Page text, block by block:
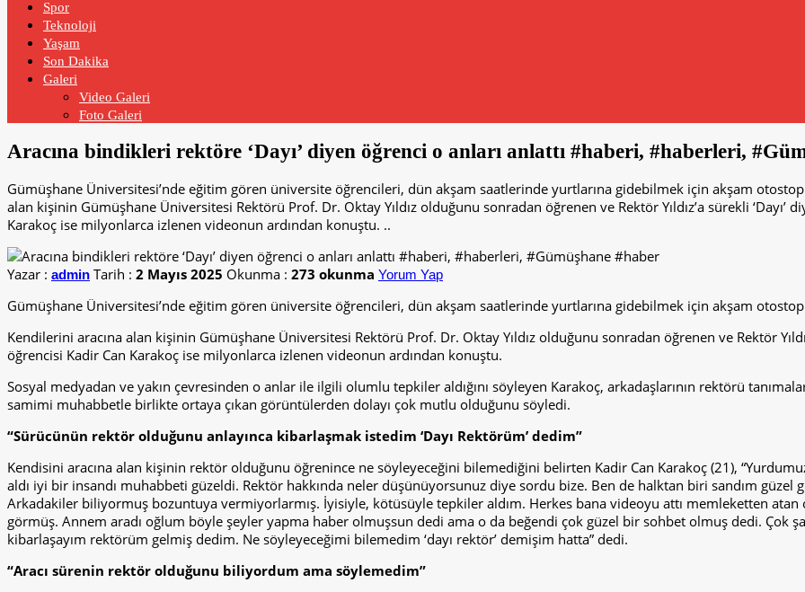
Spor
Teknoloji
Yaşam
Son Dakika
Galeri
Video Galeri
Foto Galeri
Aracına bindikleri rektöre ‘Dayı’ diyen öğrenci o anları anlattı #haberi, #haberleri,
Gümüşhane Üniversitesi’nde eğitim gören üniversite öğrencileri, dün akşam saatlerinde yurtlarına gidebilmek için akşam
alan kişinin Gümüşhane Üniversitesi Rektörü Prof. Dr. Oktay Yıldız olduğunu sonradan öğrenen ve Rektör Yıldız’a sürekli
Karakoç ise milyonlarca izlenen videonun ardından konuştu. ..
Yazar : admin Tarih : 2 Mayıs 2025 Okunma : 273 okunma Yorum Yap
Gümüşhane Üniversitesi’nde eğitim gören üniversite öğrencileri, dün akşam saatlerinde yurtlarına gidebilmek için akşam
Kendilerini aracına alan kişinin Gümüşhane Üniversitesi Rektörü Prof. Dr. Oktay Yıldız olduğunu sonradan öğrenen ve Rektör
öğrencisi Kadir Can Karakoç ise milyonlarca izlenen videonun ardından konuştu.
Sosyal medyadan ve yakın çevresinden o anlar ile ilgili olumlu tepkiler aldığını söyleyen Karakoç, arkadaşlarının rektörü
samimi muhabbetle birlikte ortaya çıkan görüntülerden dolayı çok mutlu olduğunu söyledi.
“Sürücünün rektör olduğunu anlayınca kibarlaşmak istedim ‘Dayı Rektörüm’ dedim”
Kendisini aracına alan kişinin rektör olduğunu öğrenince ne söyleyeceğini bilemediğini belirten Kadir Can Karakoç (21),
aldı iyi bir insandı muhabbeti güzeldi. Rektör hakkında neler düşünüyorsunuz diye sordu bize. Ben de halktan biri sandım
Arkadakiler biliyormuş bozuntuya vermiyorlarmış. İyisiyle, kötüsüyle tepkiler aldım. Herkes bana videoyu attı memleketten
görmüş. Annem aradı oğlum böyle şeyler yapma haber olmuşsun dedi ama o da beğendi çok güzel bir sohbet olmuş dedi. Çok
kibarlaşayım rektörüm gelmiş dedim. Ne söyleyeceğimi bilemedim ‘dayı rektör’ demişim hatta” dedi.
“Aracı sürenin rektör olduğunu biliyordum ama söylemedim”